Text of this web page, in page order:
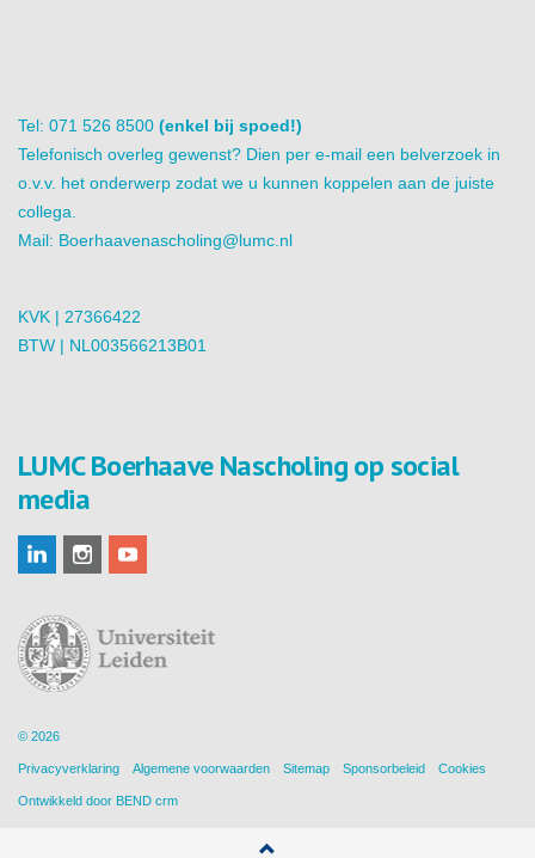
Tel: 071 526 8500 (enkel bij spoed!)
Telefonisch overleg gewenst? Dien per e-mail een belverzoek in
o.v.v. het onderwerp zodat we u kunnen koppelen aan de juiste
collega.
Mail: Boerhaavenascholing@lumc.nl
KVK | 27366422
BTW | NL003566213B01
LUMC Boerhaave Nascholing op social
media
© 2026
Privacyverklaring Algemene voorwaarden Sitemap Sponsorbeleid Cookies
Ontwikkeld door BEND crm